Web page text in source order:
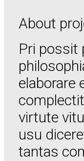
About
Pri possit
elaborare
virtute
usu
tantas